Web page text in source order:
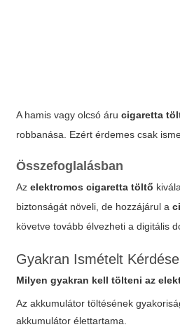
A hamis vagy olcsó árucigaretta
robbanása. Ezért érdemes csak
Összefoglalásban
Azelektromos cigaretta töltő
biztonságát növeli, de hozzájárul a
követve tovább élvezheti a digitális
Gyakran Ismételt
Milyen gyakran kell tölteni az
Az akkumulátor töltésének
akkumulátor élettartama.